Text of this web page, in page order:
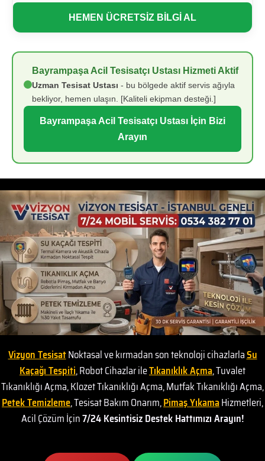
HEMEN ÜCRETSİZ BİLGİ AL
Bayrampaşa Acil Tesisatçı Ustası Hizmeti Aktif
Uzman Tesisat Ustası - bu bölgede aktif servis ağıyla
bekliyor, hemen ulaşın. [Kaliteli ekipman desteği.]
Bayrampaşa Acil Tesisatçı Ustası İçin Bizi
Arayın
Vizyon TesisatNoktasal ve kırmadan son teknoloji cihazlarlaSu
Kaçağı Tespiti, Robot Cihazlar ileTıkanıklık Açma, Tuvalet
Tıkanıklığı Açma, Klozet Tıkanıklığı Açma, Mutfak Tıkanıklığı Açma,
Petek Temizleme, Tesisat Bakım Onarım,Pimaş YıkamaHizmetleri,
Acil Çözüm İçin7/24 Kesintisiz Destek Hattımızı Arayın!